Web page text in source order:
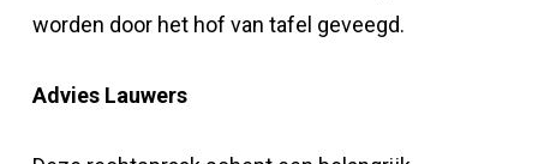
worden door het hof van tafel geveegd.
Advies Lauwers